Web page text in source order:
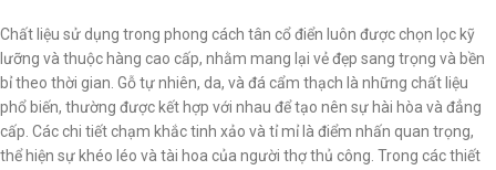
Chất liệu sử dụng trong phong cách tân cổ điển luôn được chọn lọc kỹ
lưỡng và thuộc hàng cao cấp, nhằm mang lại vẻ đẹp sang trọng và bền
bỉ theo thời gian. Gỗ tự nhiên, da, và đá cẩm thạch là những chất liệu
phổ biến, thường được kết hợp với nhau để tạo nên sự hài hòa và đẳng
cấp. Các chi tiết chạm khắc tinh xảo và tỉ mỉ là điểm nhấn quan trọng,
thể hiện sự khéo léo và tài hoa của người thợ thủ công. Trong các thiết